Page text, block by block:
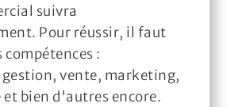
suivra
Pour réussir, il faut
:
vente, marketing,
bien d'autres encore.